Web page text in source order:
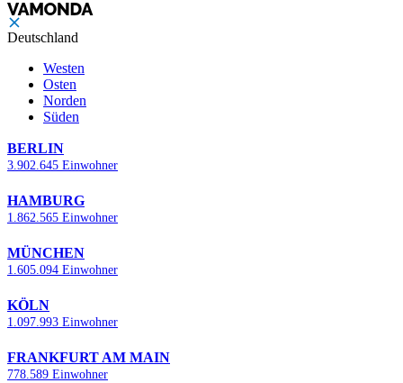
Deutschland
Westen
Osten
Norden
Süden
BERLIN
3.902.645 Einwohner
HAMBURG
1.862.565 Einwohner
MÜNCHEN
1.605.094 Einwohner
KÖLN
1.097.993 Einwohner
FRANKFURT AM MAIN
778.589 Einwohner